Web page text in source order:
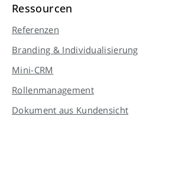
Ressourcen
Referenzen
Branding & Individualisierung
Mini-CRM
Rollenmanagement
Dokument aus Kundensicht